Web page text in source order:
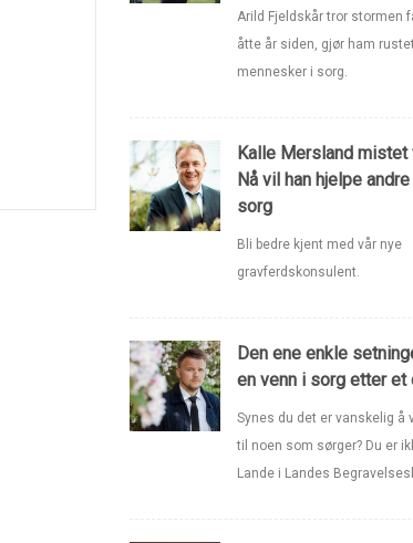
Arild Fjeldskår tror stormen
åtte år siden, gjør ham
mennesker i sorg.
Kalle Mersland mistet
Nå vil han hjelpe
sorg
Bli bedre kjent med vår nye
gravferdskonsulent.
Den ene enkle
en venn i sorg etter
Synes du det er vanskelig å
til noen som sørger? Du er
Lande i Landes